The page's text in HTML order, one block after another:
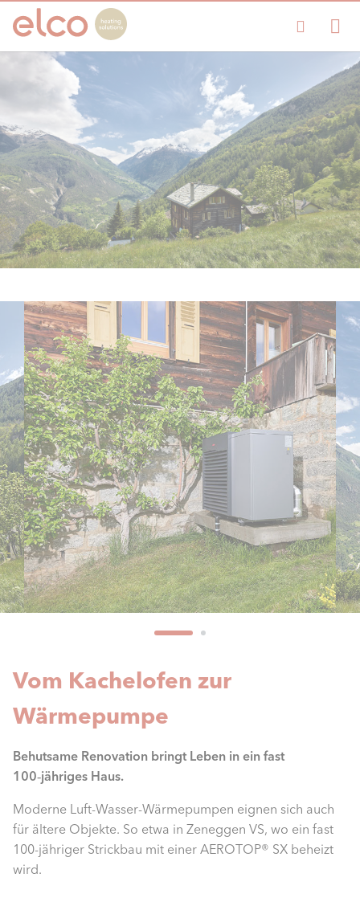
Vom Kachelofen zur
Wärmepumpe
Behutsame Renovation bringt Leben in ein fast
100‑jähriges Haus.
Moderne Luft-Wasser-Wärmepumpen eignen sich auch
für ältere Objekte. So etwa in Zeneggen VS, wo ein fast
100-jähriger Strickbau mit einer AEROTOP® SX beheizt
wird.